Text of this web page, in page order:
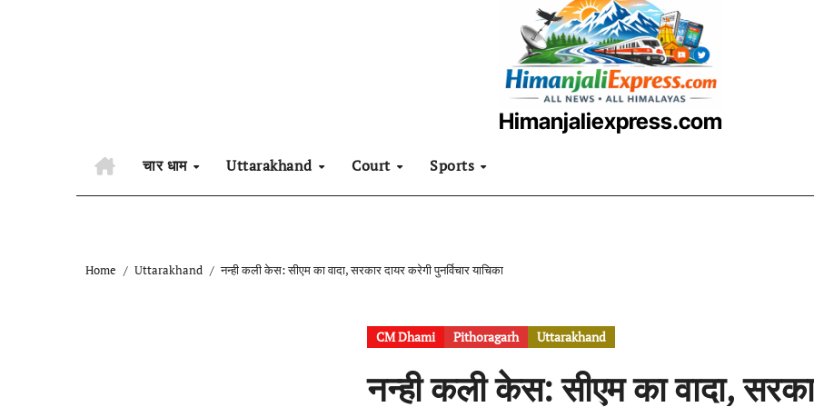
Himanjaliexpress.com
चार धाम
Uttarakhand Court Sports
Home Uttarakhand नन्ही कली केस: सीएम का वादा, सरकार दायर करेगी पुनर्विचार याचिका
CM Dhami Pithoragarh Uttarakhand
नन्ही कली केस: सीएम का वादा,